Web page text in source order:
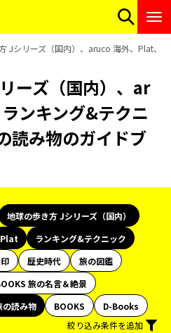
Jシリーズ（国内）、aruco 海外、Plat、
ーズ（国内）、ar
ンキング&テクニ
読み物のガイドブ
地球の歩き方 Jシリーズ（国内）
Plat
ランキング&テクニック
歴史時代
旅の図鑑
旅の名言＆絶景
の読み物 BOOKS
D-Books
絞り込み条件を追加